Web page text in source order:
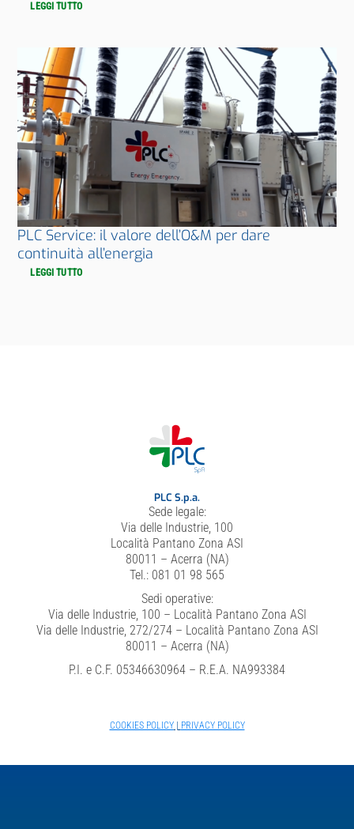
LEGGI TUTTO
PLC Service: il valore dell’O&M per dare
continuità all’energia
LEGGI TUTTO
PLC S.p.a.
Sede legale:
Via delle Industrie, 100
Località Pantano Zona ASI
80011 – Acerra (NA)
Tel.: 081 01 98 565
Sedi operative:
Via delle Industrie, 100 – Località Pantano Zona ASI
Via delle Industrie, 272/274 – Località Pantano Zona ASI
80011 – Acerra (NA)
P.I. e C.F. 05346630964 – R.E.A. NA993384
COOKIES POLICY| PRIVACY POLICY